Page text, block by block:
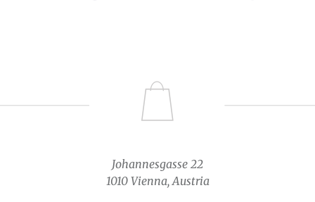
Johannesgasse 22
1010 Vienna, Austria